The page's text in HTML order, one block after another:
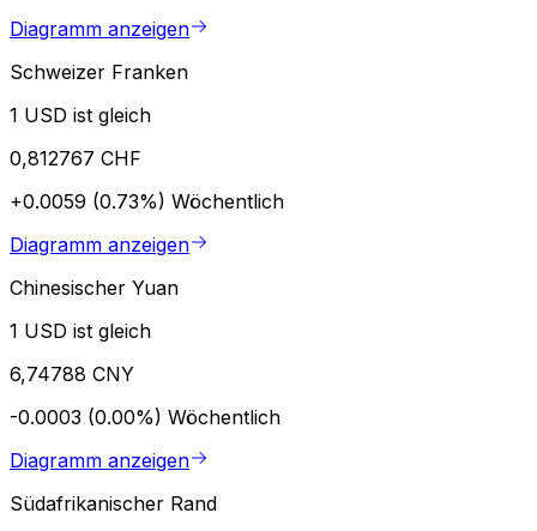
Diagramm anzeigen
Schweizer Franken
1 USD ist gleich
0,812767 CHF
+0.0059 (0.73%) Wöchentlich
Diagramm anzeigen
Chinesischer Yuan
1 USD ist gleich
6,74788 CNY
-0.0003 (0.00%) Wöchentlich
Diagramm anzeigen
Südafrikanischer Rand